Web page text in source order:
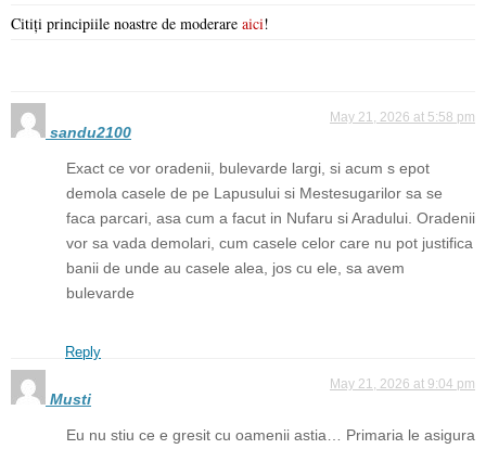
Citiți principiile noastre de moderare aici!
sandu2100
May 21, 2026 at 5:58 pm
Exact ce vor oradenii, bulevarde largi, si acum s epot
demola casele de pe Lapusului si Mestesugarilor sa se
faca parcari, asa cum a facut in Nufaru si Aradului. Oradenii
vor sa vada demolari, cum casele celor care nu pot justifica
banii de unde au casele alea, jos cu ele, sa avem
bulevarde
Reply
Musti
May 21, 2026 at 9:04 pm
Eu nu stiu ce e gresit cu oamenii astia… Primaria le asigura